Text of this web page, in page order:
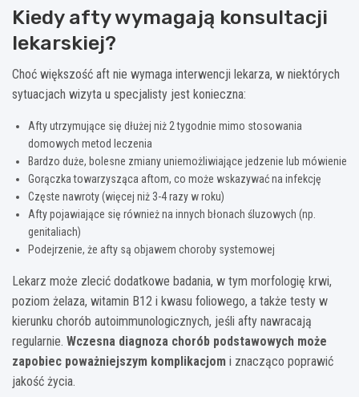
Kiedy afty wymagają konsultacji
lekarskiej?
Choć większość aft nie wymaga interwencji lekarza, w niektórych
sytuacjach wizyta u specjalisty jest konieczna:
Afty utrzymujące się dłużej niż 2 tygodnie mimo stosowania
domowych metod leczenia
Bardzo duże, bolesne zmiany uniemożliwiające jedzenie lub mówienie
Gorączka towarzysząca aftom, co może wskazywać na infekcję
Częste nawroty (więcej niż 3-4 razy w roku)
Afty pojawiające się również na innych błonach śluzowych (np.
genitaliach)
Podejrzenie, że afty są objawem choroby systemowej
Lekarz może zlecić dodatkowe badania, w tym morfologię krwi,
poziom żelaza, witamin B12 i kwasu foliowego, a także testy w
kierunku chorób autoimmunologicznych, jeśli afty nawracają
regularnie. Wczesna diagnoza chorób podstawowych może
zapobiec poważniejszym komplikacjom i znacząco poprawić
jakość życia.